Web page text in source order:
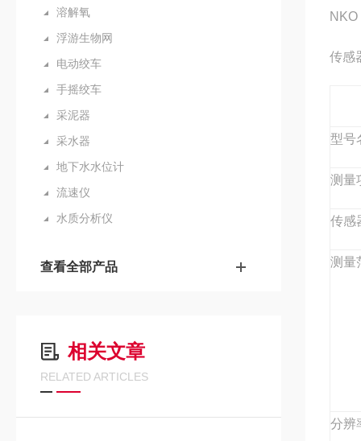
溶解氧
浮游生物网
电动绞车
手摇绞车
采泥器
采水器
地下水水位计
流速仪
水质分析仪
查看全部产品
相关文章
RELATED ARTICLES
传感
型号
测量
传感
测量
分辨